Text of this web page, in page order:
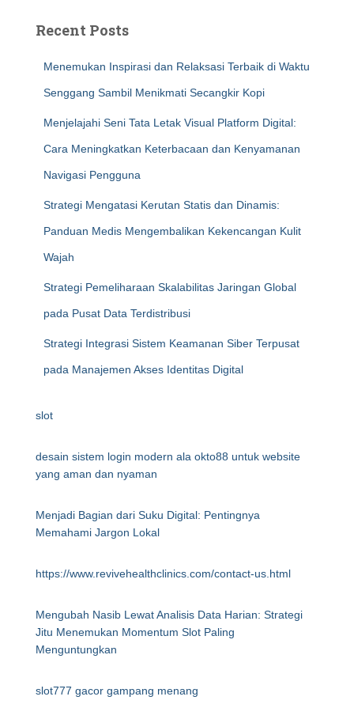
Recent Posts
Menemukan Inspirasi dan Relaksasi Terbaik di Waktu
Senggang Sambil Menikmati Secangkir Kopi
Menjelajahi Seni Tata Letak Visual Platform Digital:
Cara Meningkatkan Keterbacaan dan Kenyamanan
Navigasi Pengguna
Strategi Mengatasi Kerutan Statis dan Dinamis:
Panduan Medis Mengembalikan Kekencangan Kulit
Wajah
Strategi Pemeliharaan Skalabilitas Jaringan Global
pada Pusat Data Terdistribusi
Strategi Integrasi Sistem Keamanan Siber Terpusat
pada Manajemen Akses Identitas Digital
slot
desain sistem login modern ala okto88 untuk website
yang aman dan nyaman
Menjadi Bagian dari Suku Digital: Pentingnya
Memahami Jargon Lokal
https://www.revivehealthclinics.com/contact-us.html
Mengubah Nasib Lewat Analisis Data Harian: Strategi
Jitu Menemukan Momentum Slot Paling
Menguntungkan
slot777 gacor gampang menang